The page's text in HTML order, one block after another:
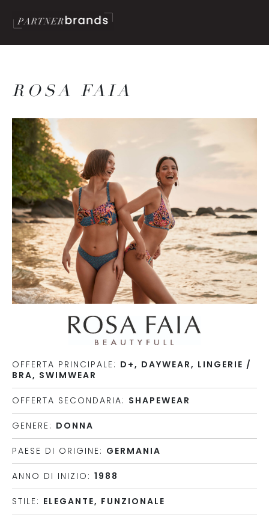
ROSA FAIA
OFFERTA PRINCIPALE: D+, DAYWEAR, LINGERIE /
BRA, SWIMWEAR
OFFERTA SECONDARIA: SHAPEWEAR
GENERE: DONNA
PAESE DI ORIGINE: GERMANIA
ANNO DI INIZIO: 1988
STILE: ELEGANTE, FUNZIONALE